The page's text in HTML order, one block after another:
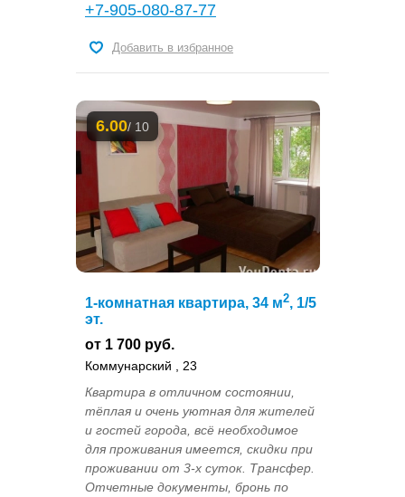
+7-905-080-87-77
Добавить в избранное
6.00/ 10
1-комнатная квартира, 34 м2, 1/5
эт.
от 1 700 руб.
Коммунарский , 23
Квартира в отличном состоянии,
тёплая и очень уютная для жителей
и гостей города, всё необходимое
для проживания имеется, скидки при
проживании от 3-х суток. Трансфер.
Отчетные документы, бронь по